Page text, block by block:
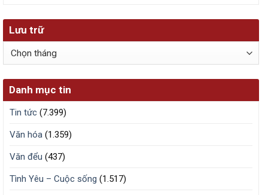
Lưu trữ
Lưu
Danh mục tin
Tin tức (7.399)
Văn hóa (1.359)
Văn đểu (437)
Tình Yêu – Cuộc sống (1.517)